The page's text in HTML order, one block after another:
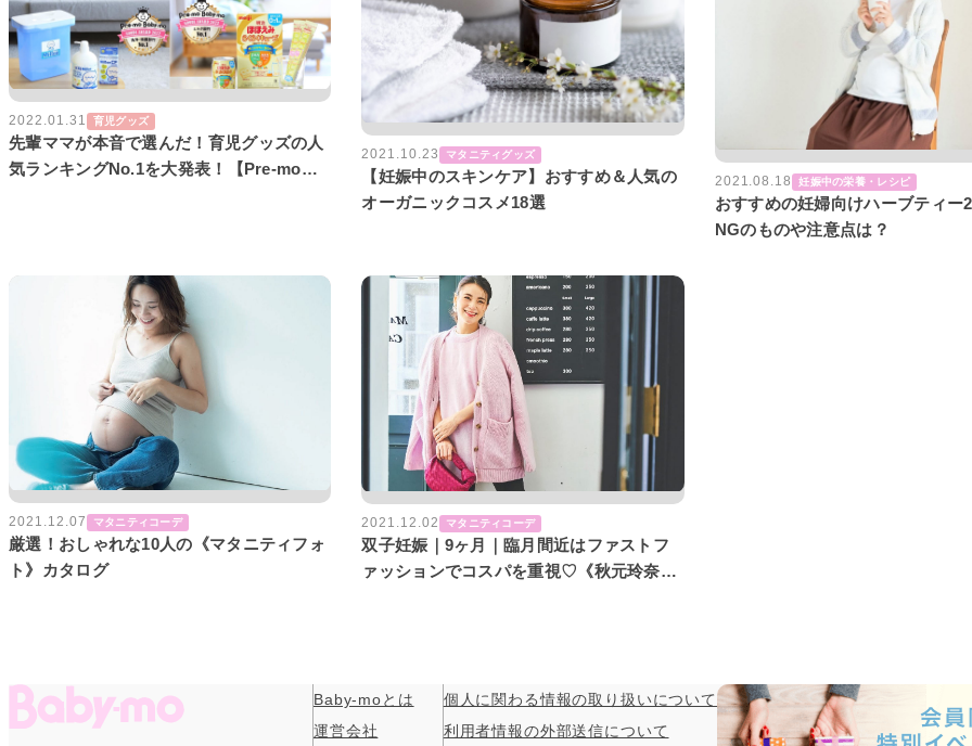
2022.01.31 育児グッズ
先輩ママが本音で選んだ！育児グッズの人
気ランキングNo.1を大発表！【Pre-mo
2021.10.23 マタニティグッズ
【妊娠中のスキンケア】おすすめ＆人気の
オーガニックコスメ18選
2021.08.18 妊娠中の栄養・レシピ
おすすめの妊婦向けハーブティー
NGのものや注意点は？
2021.12.07 マタニティコーデ
厳選！おしゃれな10人の《マタニティフォ
ト》カタログ
2021.12.02 マタニティコーデ
双子妊娠｜9ヶ月｜臨月間近はファストフ
ァッションでコスパを重視♡《秋元玲奈の
Baby-moとは
運営会社
個人に関わる情報の取り扱いについて
利用者情報の外部送信について